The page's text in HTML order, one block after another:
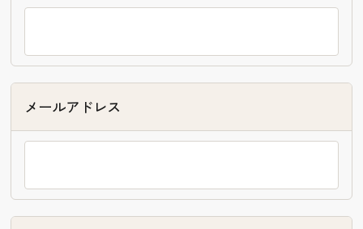
メールアドレス